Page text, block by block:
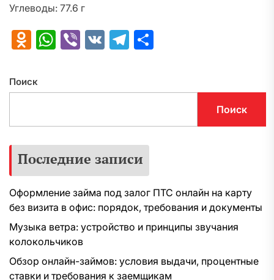
Углеводы: 77.6 г
Odnoklassniki
WhatsApp
Viber
VK Telegram
Поиск
Поиск
Последние записи
Оформление займа под залог ПТС онлайн на карту
без визита в офис: порядок, требования и документы
Музыка ветра: устройство и принципы звучания
колокольчиков
Обзор онлайн-займов: условия выдачи, процентные
ставки и требования к заемщикам